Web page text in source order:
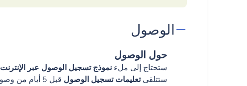
الوصول
حول الوصول
ستحتاج إلى ملء نموذج تسجيل الوصول عبر الإنترنت
ستتلقىتعليمات تسجيل الوصول قبل 5 أيام من وصولك